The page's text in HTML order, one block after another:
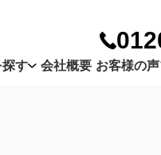
す
会社概要 お客様の声